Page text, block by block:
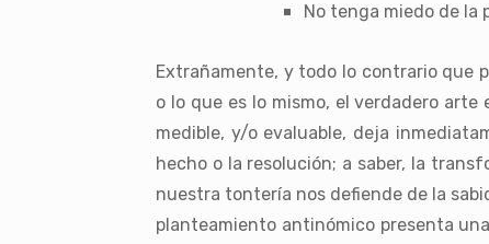
No tenga miedo de la
Extrañamente, y todo lo contrario que
o lo que es lo mismo, el verdadero
medible, y/o evaluable, deja
hecho o la resolución; a saber, la
nuestra tontería nos defiende de la
planteamiento antinómico presenta